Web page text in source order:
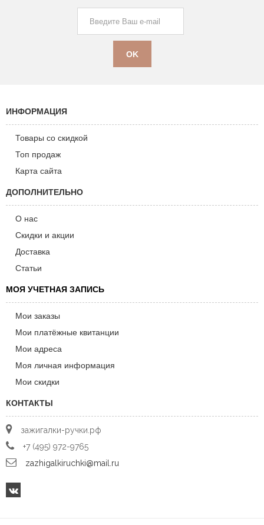
ИНФОРМАЦИЯ
Товары со скидкой
Топ продаж
Карта сайта
ДОПОЛНИТЕЛЬНО
О нас
Скидки и акции
Доставка
Статьи
МОЯ УЧЕТНАЯ ЗАПИСЬ
Мои заказы
Мои платёжные квитанции
Мои адреса
Моя личная информация
Мои скидки
КОНТАКТЫ
зажигалки-ручки.рф
+7 (495) 972-9765
zazhigalkiruchki@mail.ru